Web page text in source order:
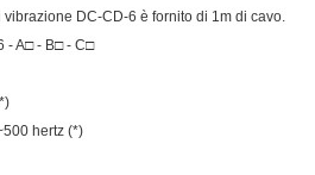
DC-CD-6 è fornito di 1m di cavo.
- A□ - B□ - C□
hertz (*)